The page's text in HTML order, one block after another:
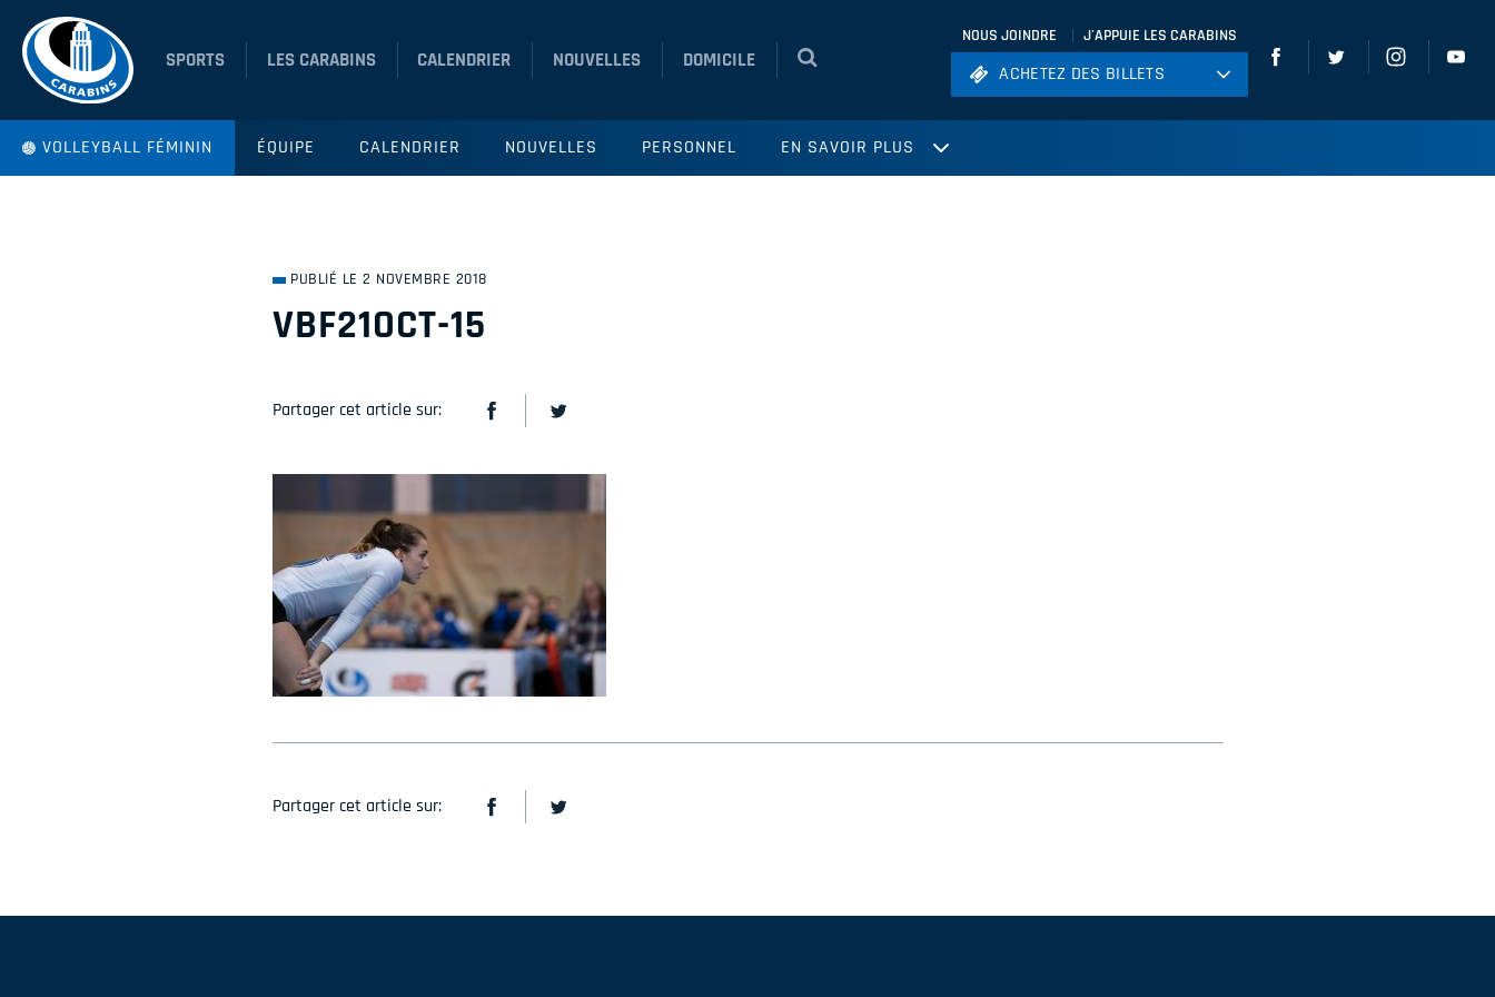
SPORTS LES CARABINS CALENDRIER NOUVELLES DOMICILE
NOUS JOINDRE J'APPUIE LES CARABINS
ACHETEZ DES BILLETS
ACHETEZ DES BILLETS
VOLLEYBALL FÉMININ ÉQUIPE CALENDRIER NOUVELLES PERSONNEL EN SAVOIR PLUS
PUBLIÉ LE 2 NOVEMBRE 2018
VBF21OCT-15
Partager cet article sur:
Partager cet article sur: